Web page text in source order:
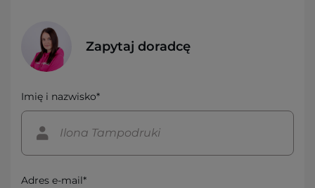
Zapytaj doradcę
Imię i nazwisko*
Adres e-mail*